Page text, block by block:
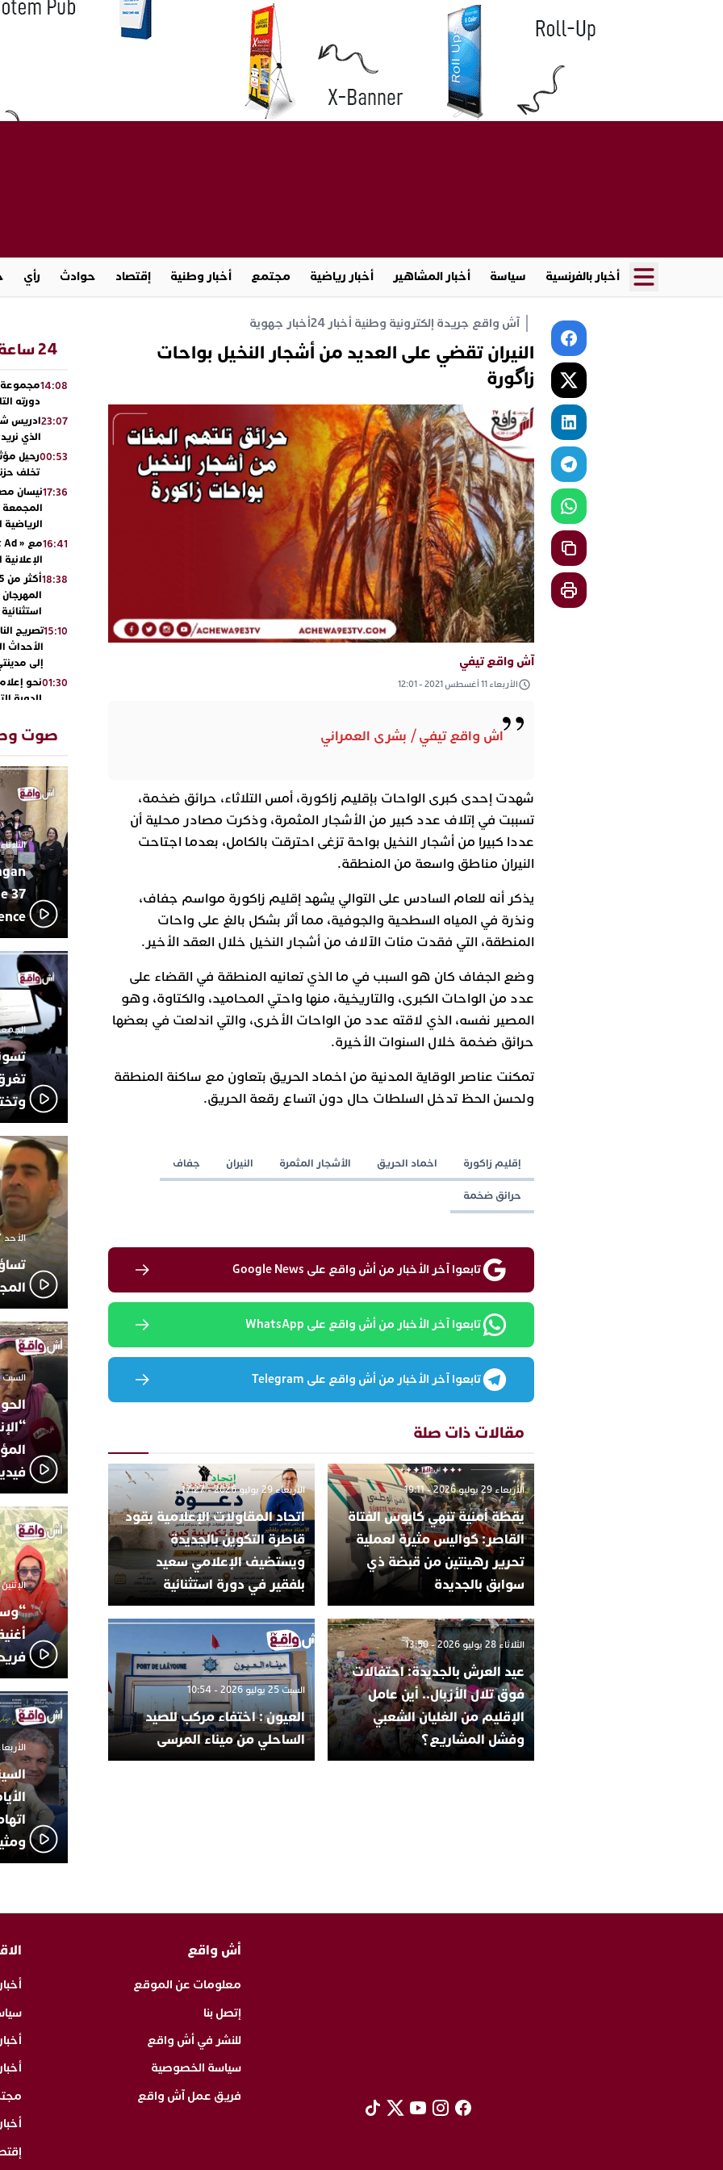
أخبار بالفرنسية سياسة أخبار المشاهير أخبار رياضية مجتمع أخبار وطنية إقتصاد حوادث رأي
آش واقع جريدة إلكترونية وطنية أخبار 24 أخبار جهوية
النيران تقضي على العديد من أشجار النخيل بواحات
زاگورة
آش واقع تيفي
الأربعاء 11 أغسطس 2021 - 12:01
اش واقع تيفي / بشرى العمراني
شهدت إحدى كبرى الواحات بإقليم زاكورة، أمس التلاثاء، حرائق ضخمة،
تسببت في إتلاف عدد كبير من الأشجار المثمرة، وذكرت مصادر محلية أن
عددا كبيرا من أشجار النخيل بواحة تزغى احترقت بالكامل، بعدما اجتاحت
النيران مناطق واسعة من المنطقة.
يذكر أنه للعام السادس على التوالي يشهد إقليم زاكورة مواسم جفاف،
ونذرة في المياه السطحية والجوفية، مما أثر بشكل بالغ على واحات
المنطقة، التي فقدت مئات الآلاف من أشجار النخيل خلال العقد الأخير.
وضع الجفاف كان هو السبب في ما الذي تعانيه المنطقة في القضاء على
عدد من الواحات الكبرى، والتاريخية، منها واحتي المحاميد، والكتاوة، وهو
المصير نفسه، الذي لاقته عدد من الواحات الأخرى، والتي اندلعت في بعضها
حرائق ضخمة خلال السنوات الأخيرة.
تمكنت عناصر الوقاية المدنية من اخماد الحريق بتعاون مع ساكنة المنطقة
ولحسن الحظ تدخل السلطات حال دون اتساع رقعة الحريق.
إقليم زاكورة اخماد الحريق الأشجار المثمرة النيران جفاف
حرائق ضخمة
تابعوا آخر الأخبار من أش واقع على Google News
تابعوا آخر الأخبار من أش واقع على WhatsApp
تابعوا آخر الأخبار من أش واقع على Telegram
مقالات ذات صلة
الأربعاء 29 يوليو 2026 - 19:11
يقظة أمنية تنهي كابوس الفتاة
القاصر: كواليس مثيرة لعملية
تحرير رهينتين من قبضة ذي
سوابق بالجديدة
الأربعاء 29 يوليو 2026 - 17:27
اتحاد المقاولات الإعلامية يقود
قاطرة التكوين بالجديدة
ويستضيف الإعلامي سعيد
بلفقير في دورة استثنائية
الثلاثاء 28 يوليو 2026 - 13:50
عيد العرش بالجديدة: احتفالات
فوق تلال الأزبال.. أين عامل
الإقليم من الغليان الشعبي
وفشل المشاريع؟
السبت 25 يوليو 2026 - 10:54
العيون : اختفاء مركب للصيد
الساحلي من ميناء المرسى
24 ساعة
14:08مجموعة
دورته
23:07ادريس
الذي نريد
00:53رحيل
تخلف
17:36نيسان
المجمعة
16:41
18:38
استثنائية
15:10تصريح
الأحداث
إلى
01:30نحو
للدورة
20:48تفاعل
13:02 محمد
22:36 أبوظبي
العرش
بن زايد
13:30دنيا
بأداء
19:11يقظة
مثيرة
بالجديدة
17:27اتحاد
دورة
صوت
الثلاثاء 10 مارس 2026 -
37
الجمعة 26 ديسمبر
الأحد 7 ديسمبر 2025 - 21:42
السبت 18 أكتوبر 2025 - 14:35
الإثنين 6 أكتوبر 2025 - 17:31
فريد
الأربعاء 24 سبتمبر 2025 -
أش واقع
معلومات عن الموقع
إتصل بنا
للنشر في أش واقع
سياسة الخصوصية
فريق عمل آش واقع